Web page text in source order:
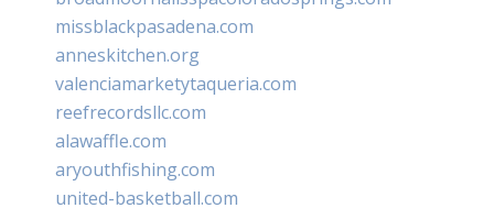
missblackpasadena.com
anneskitchen.org
valenciamarketytaqueria.com
reefrecordsllc.com
alawaffle.com
aryouthfishing.com
united-basketball.com